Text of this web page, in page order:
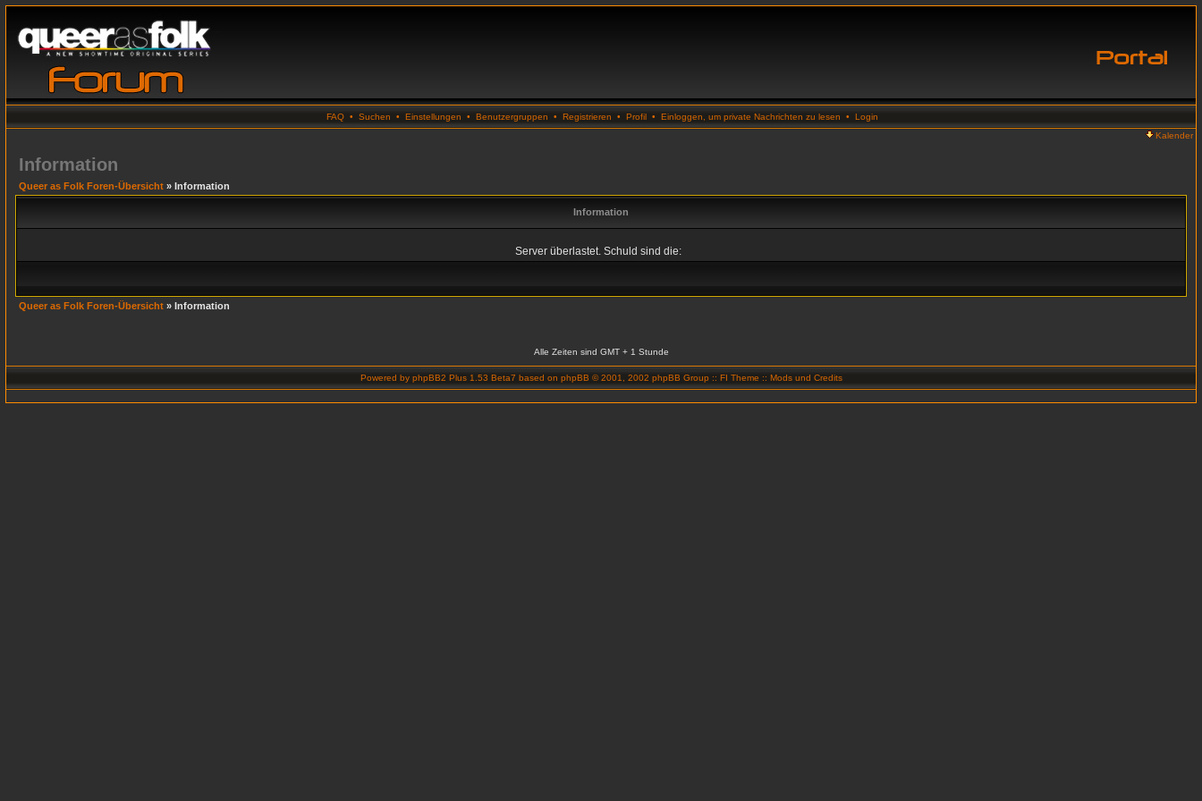
FAQ • Suchen • Einstellungen • Benutzergruppen • Registrieren • Profil • Einloggen, um private Nachrichten zu lesen • Login
Kalender
Information
Queer as Folk Foren-Übersicht » Information
Information
Server überlastet. Schuld sind die:
Queer as Folk Foren-Übersicht » Information
Alle Zeiten sind GMT + 1 Stunde
Powered by phpBB2 Plus 1.53 Beta7 based on phpBB © 2001, 2002 phpBB Group :: FI Theme :: Mods und Credits